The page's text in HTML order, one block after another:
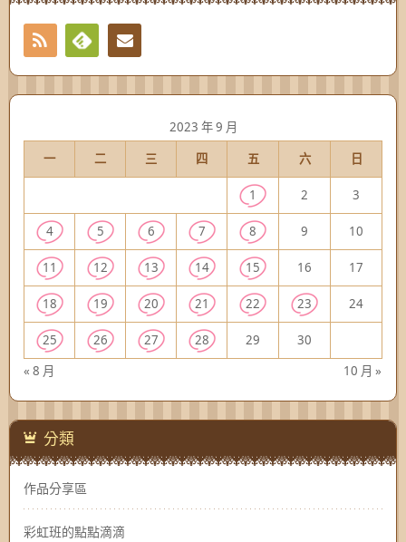
RSS
Feedly
2023 年 9 月
一
二 三 四 五 六 日
« 8 月 10 月 »
1 2 3
4 5 6 7 8 9 10
11 12 13 14 15 16 17
18 19 20 21 22 23 24
25 26 27 28 29 30
分類
作品分享區
彩虹班的點點滴滴